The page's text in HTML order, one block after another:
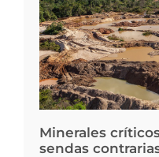
Minerales
sendas